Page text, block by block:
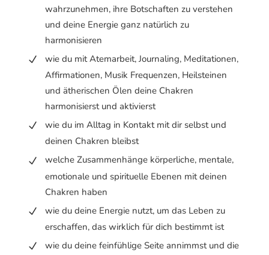
wahrzunehmen, ihre Botschaften zu verstehen
und deine Energie ganz natürlich zu
harmonisieren
wie du mit Atemarbeit, Journaling, Meditationen,
Affirmationen, Musik Frequenzen, Heilsteinen
und ätherischen Ölen deine Chakren
harmonisierst und aktivierst
wie du im Alltag in Kontakt mit dir selbst und
deinen Chakren bleibst
welche Zusammenhänge körperliche, mentale,
emotionale und spirituelle Ebenen mit deinen
Chakren haben
wie du deine Energie nutzt, um das Leben zu
erschaffen, das wirklich für dich bestimmt ist
wie du deine feinfühlige Seite annimmst und die